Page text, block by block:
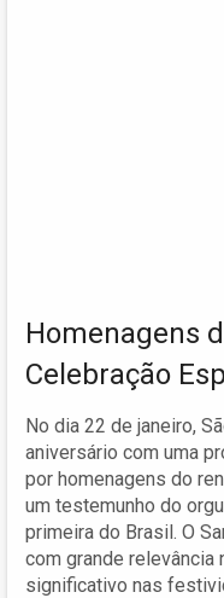
Homenagens
Celebração
No dia 22 de janeiro,
aniversário com uma
por homenagens do
um testemunho do
primeira do Brasil. O
com grande relevância
significativo nas